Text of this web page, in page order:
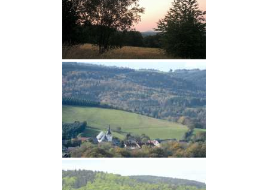
Impressionen
Newsletter